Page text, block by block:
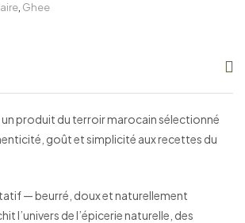
Ghee
un produit du terroir marocain sélectionné
goût et simplicité aux recettes du
— beurré, doux et naturellement
l’univers de l’épicerie naturelle, des